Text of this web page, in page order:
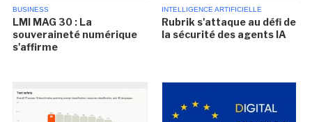
BUSINESS
LMI MAG 30 : La
souveraineté numérique
s'affirme
INTELLIGENCE ARTIFICIELLE
Rubrik s'attaque au défi de
la sécurité des agents IA